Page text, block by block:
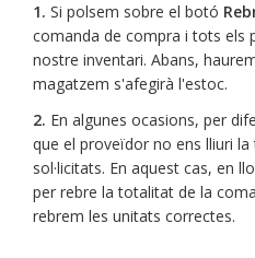
1. Si polsem sobre el botó
comanda de compra i tots els
nostre inventari. Abans,
magatzem s'afegirà l'estoc.
2. En algunes ocasions, per
que el proveïdor no ens lliuri
sol·licitats. En aquest cas, en
per rebre la totalitat de la
rebrem les unitats correctes.